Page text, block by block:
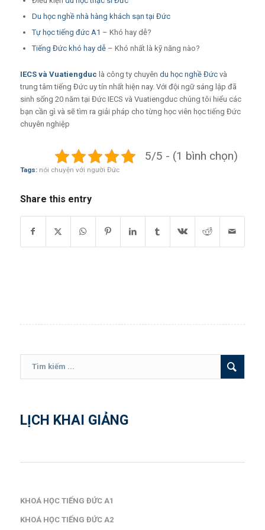
Du học nghề nhà hàng khách sạn tại Đức
Tự học tiếng đức A1 – Khó hay dễ?
Tiếng Đức khó hay dễ– Khó nhất là kỹ năng nào?
IECSvà Vuatiengduc là công ty chuyên du học nghề Đứcvà
trung tâm tiếng Đức uy tín nhất hiện nay. Với đội ngữ sáng lập đã
sinh sống 20 năm tại Đức IECS và Vuatiengduc chúng tôi hiểu các
bạn cần gì và sẽ tìm ra giải pháp cho từng học viên học tiếng Đức
chuyên nghiệp
5/5 - (1 bình chọn)
Tags: nói chuyện với người Đức
Share this entry
LỊCH KHAI GIẢNG
KHOÁ HỌC TIẾNG ĐỨC A1
KHOÁ HỌC TIẾNG ĐỨC A2